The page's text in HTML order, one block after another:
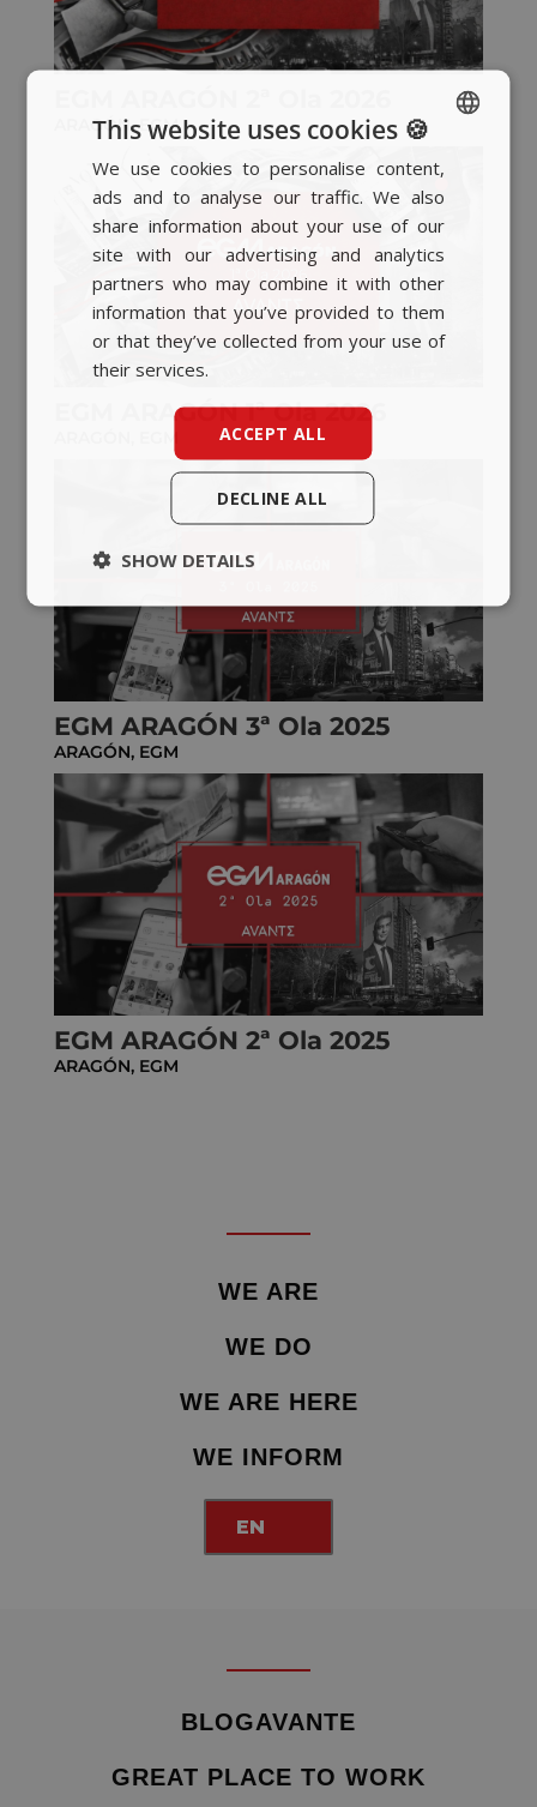
ARAGÓN,EGM
EGM ARAGÓN 1ª Ola 2026
EGM ARAGÓN 3ª Ola 2025
ARAGÓN, EGM
EGM ARAGÓN 2ª Ola 2025
ARAGÓN, EGM
WE ARE
WE DO
WE ARE HERE
WE INFORM
EN
BLOGAVANTE
GREAT PLACE TO WORK
SPANISH
BASQUE
CATALAN
ENGLISH
This website uses cookies 🍪
We use cookies to personalise content,
ads and to analyse our traffic. We also
share information about your use of our
site with our advertising and analytics
partners who may combine it with other
information that you’ve provided to them
or that they’ve collected from your use of
their services.
ACCEPT ALL
DECLINE ALL
SHOW DETAILS